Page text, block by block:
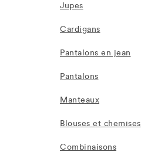
Jupes
Cardigans
Pantalons en jean
Pantalons
Manteaux
Blouses et chemises
Combinaisons